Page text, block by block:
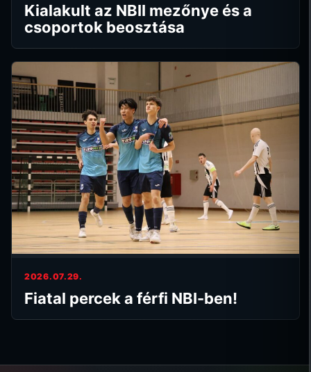
Kialakult az NBII mezőnye és a
csoportok beosztása
2026.07.29.
Fiatal percek a férfi NBI-ben!